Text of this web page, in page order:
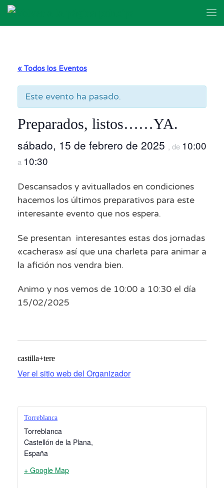
Skip to content
« Todos los Eventos
Este evento ha pasado.
Preparados, listos……YA.
sábado, 15 de febrero de 2025 , de 10:00
a 10:30
Descansados y avituallados en condiciones
hacemos los últimos preparativos para este
interesante evento que nos espera.
Se presentan interesantes estas dos jornadas
«cacheras» así que una charleta para animar a
la afición nos vendra bien.
Animo y nos vemos de 10:00 a 10:30 el día
15/02/2025
castilla+tere
Ver el sitio web del Organizador
Torreblanca
Torreblanca
Castellón de la Plana,
España
+ Google Map